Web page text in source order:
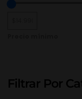
Filtrar Por